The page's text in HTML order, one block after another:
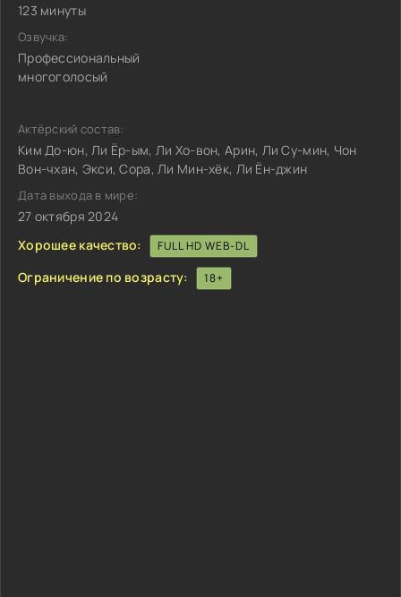
123 минуты
Озвучка:
Профессиональный
многоголосый
Актёрский состав:
Ким До-юн, Ли Ёр-ым, Ли Хо-вон, Арин, Ли Су-мин, Чон
Вон-чхан, Экси, Сора, Ли Мин-хёк, Ли Ён-джин
Дата выхода в мире:
27 октября 2024
Хорошее качество:
FULL HD WEB-DL
Ограничение по возрасту: 18+